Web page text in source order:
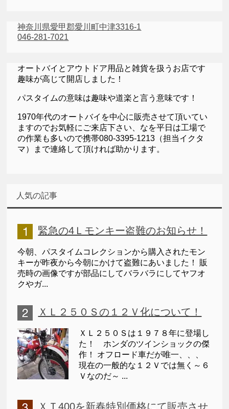
神奈川県愛甲郡愛川町中津3316-1
046-281-7021
オートバイとアウトドア用品と雑貨を扱うお店です
趣味が高じて開店しました！
パスタイムの意味は趣味や道楽と言う意味です！
1970年代のオートバイを中心に販売させて頂いてい
ますのでお気軽にご来店下さい、なを平日は工場で
の作業も多いので携帯080-3395-1213（担当イクタ
マ）まで連絡して頂ければ助かります。
人気の記事
緊急の4Ｌモンキー盗難のお知らせ！
今朝、パスタイムコレクションから購入されたモン
キーが昨夜から今朝にかけて盗難にあいました！ 販
売時の画像ですが部品にしてバラバラにしてヤフオ
クやガ...
ＸＬ２５０Ｓの１２Ｖ化について！
ＸＬ２５０Ｓは１９７８年に登場し
た！ ホンダのツインショックの傑
作！ オフロード車だが唯一、、、
現在の一般的な１２Ｖでは無く～６
Ｖなのだ～ ...
ＸＴ400を新春特別価格にて販売させ